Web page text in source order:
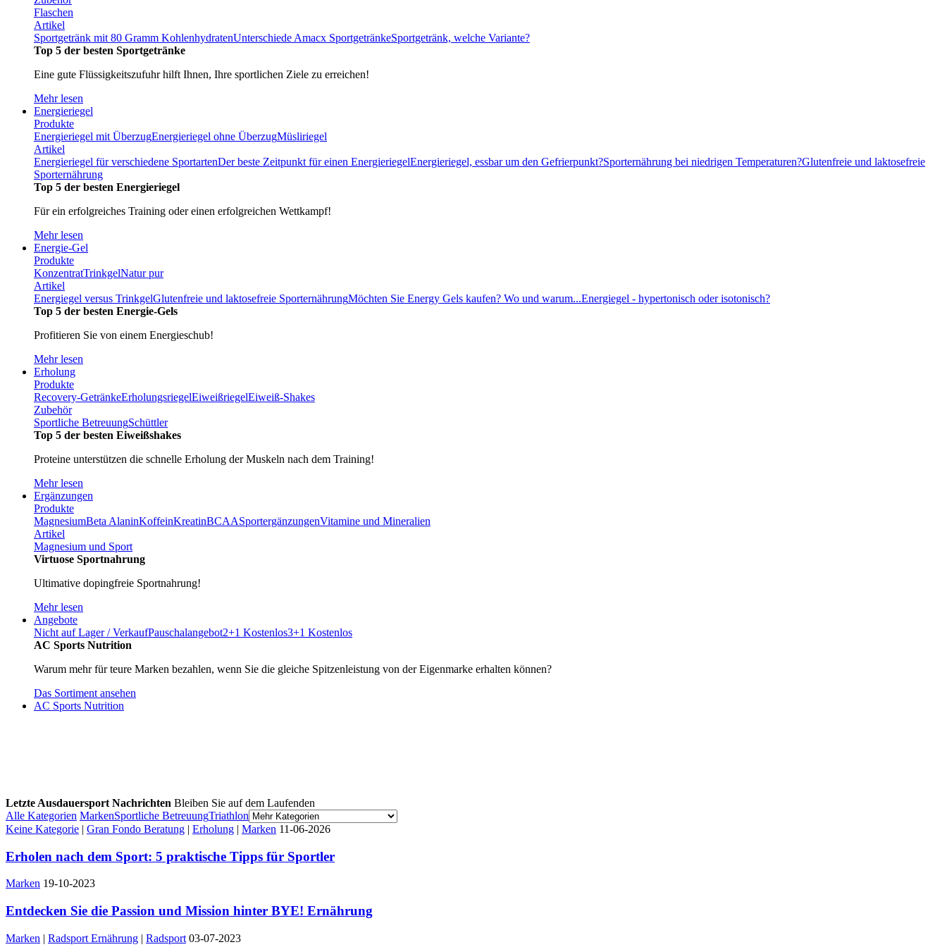
Flaschen
Artikel
Sportgetränk mit 80 Gramm KohlenhydratenUnterschiede Amacx SportgetränkeSportgetränk, welche Variante?
Top 5 der besten Sportgetränke
Eine gute Flüssigkeitszufuhr hilft Ihnen, Ihre sportlichen Ziele zu erreichen!
Mehr lesen
Energieriegel
Produkte
Energieriegel mit ÜberzugEnergieriegel ohne ÜberzugMüsliriegel
Artikel
Energieriegel für verschiedene SportartenDer beste Zeitpunkt für einen EnergieriegelEnergieriegel, essbar um den Gefrierpunkt?Sporternährung bei niedrigen Temperaturen?Glutenfreie und laktosefreie
Sporternährung
Top 5 der besten Energieriegel
Für ein erfolgreiches Training oder einen erfolgreichen Wettkampf!
Mehr lesen
Energie-Gel
Produkte
KonzentratTrinkgelNatur pur
Artikel
Energiegel versus TrinkgelGlutenfreie und laktosefreie SporternährungMöchten Sie Energy Gels kaufen? Wo und warum...Energiegel - hypertonisch oder isotonisch?
Top 5 der besten Energie-Gels
Profitieren Sie von einem Energieschub!
Mehr lesen
Erholung
Produkte
Recovery-GetränkeErholungsriegelEiweißriegelEiweiß-Shakes
Zubehör
Sportliche BetreuungSchüttler
Top 5 der besten Eiweißshakes
Proteine unterstützen die schnelle Erholung der Muskeln nach dem Training!
Mehr lesen
Ergänzungen
Produkte
MagnesiumBeta AlaninKoffeinKreatinBCAASportergänzungenVitamine und Mineralien
Artikel
Magnesium und Sport
Virtuose Sportnahrung
Ultimative dopingfreie Sportnahrung!
Mehr lesen
Angebote
Nicht auf Lager / VerkaufPauschalangebot2+1 Kostenlos3+1 Kostenlos
AC Sports Nutrition
Warum mehr für teure Marken bezahlen, wenn Sie die gleiche Spitzenleistung von der Eigenmarke erhalten können?
Das Sortiment ansehen
AC Sports Nutrition
Letzte Ausdauersport Nachrichten Bleiben Sie auf dem Laufenden
Alle Kategorien MarkenSportliche BetreuungTriathlon
Keine Kategorie | Gran Fondo Beratung | Erholung | Marken 11-06-2026
Erholen nach dem Sport: 5 praktische Tipps für Sportler
Marken 19-10-2023
Entdecken Sie die Passion und Mission hinter BYE! Ernährung
Marken | Radsport Ernährung | Radsport 03-07-2023